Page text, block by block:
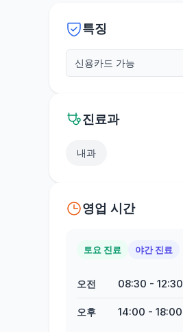
특징
신용카드 가능
진료과
내과
영업 시간
토요 진료 야간 진료
오전 08:30 - 12:30
오후 14:00 - 18:00